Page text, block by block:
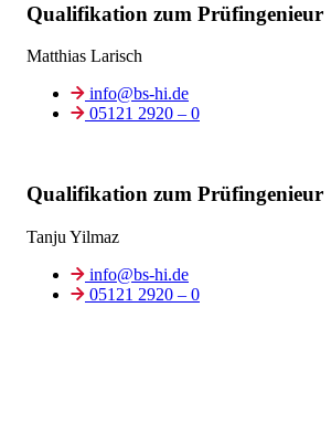
Qualifikation zum Prüfingenieur
Matthias Larisch
info@bs-hi.de
05121 2920 – 0
Qualifikation zum Prüfingenieur
Tanju Yilmaz
info@bs-hi.de
05121 2920 – 0